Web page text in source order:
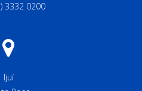
3332 0200
Ijuí